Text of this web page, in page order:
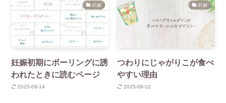
妊娠
妊娠初期にボーリングに誘
われたときに読むページ
2025-09-14
妊娠
つわりにじゃがりこが食べ
やすい理由
2025-09-12